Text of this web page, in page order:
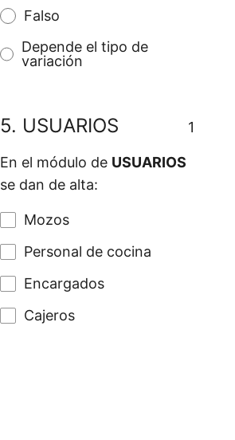
Falso
Depende el tipo de
variación
5. USUARIOS 1
En el módulo de USUARIOS
se dan de alta:
Mozos
Personal de cocina
Encargados
Cajeros